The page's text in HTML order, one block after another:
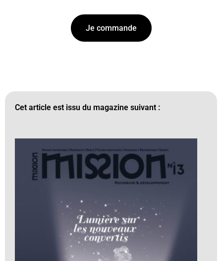
Je commande
Cet article est issu du magazine suivant :